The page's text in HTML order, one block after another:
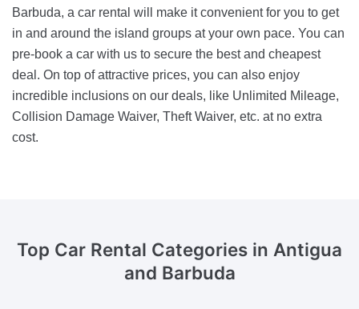
Barbuda, a car rental will make it convenient for you to get
in and around the island groups at your own pace. You can
pre-book a car with us to secure the best and cheapest
deal. On top of attractive prices, you can also enjoy
incredible inclusions on our deals, like Unlimited Mileage,
Collision Damage Waiver, Theft Waiver, etc. at no extra
cost.
Top Car Rental Categories in Antigua
and Barbuda